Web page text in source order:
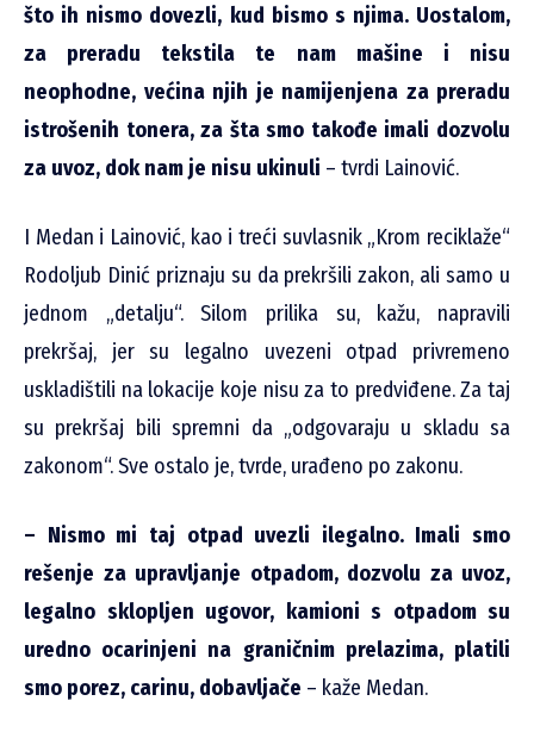
što ih nismo dovezli, kud bismo s njima. Uostalom,
za preradu tekstila te nam mašine i nisu
neophodne, većina njih je namijenjena za preradu
istrošenih tonera, za šta smo takođe imali dozvolu
za uvoz, dok nam je nisu ukinuli – tvrdi Lainović.
I Medan i Lainović, kao i treći suvlasnik „Krom reciklaže“
Rodoljub Dinić priznaju su da prekršili zakon, ali samo u
jednom „detalju“. Silom prilika su, kažu, napravili
prekršaj, jer su legalno uvezeni otpad privremeno
uskladištili na lokacije koje nisu za to predviđene. Za taj
su prekršaj bili spremni da „odgovaraju u skladu sa
zakonom“. Sve ostalo je, tvrde, urađeno po zakonu.
– Nismo mi taj otpad uvezli ilegalno. Imali smo
rešenje za upravljanje otpadom, dozvolu za uvoz,
legalno sklopljen ugovor, kamioni s otpadom su
uredno ocarinjeni na graničnim prelazima, platili
smo porez, carinu, dobavljače – kaže Medan.